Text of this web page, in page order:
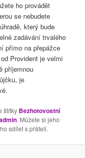
ho provádět
se nebudete
který bude
zadávání trvalého
přímo na přepážce
Provident je velmi
příjemnou
je
štítky Bezhotovostní
. Můžete si jeho
sdílet s přáteli.